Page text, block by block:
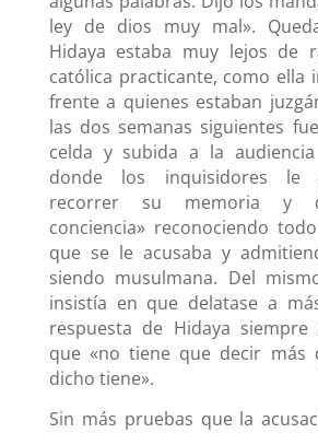
ley de dios muy mal».
Hidaya estaba muy lejos de
católica practicante, como ella
frente a quienes estaban
las dos semanas siguientes
celda y subida a la
donde los inquisidores le
recorrer su memoria y
conciencia» reconociendo
que se le acusaba y
siendo musulmana. Del
insistía en que delatase a
respuesta de Hidaya
que «no tiene que decir más
dicho tiene».
Sin más pruebas que la